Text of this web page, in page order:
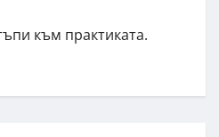
към практиката.